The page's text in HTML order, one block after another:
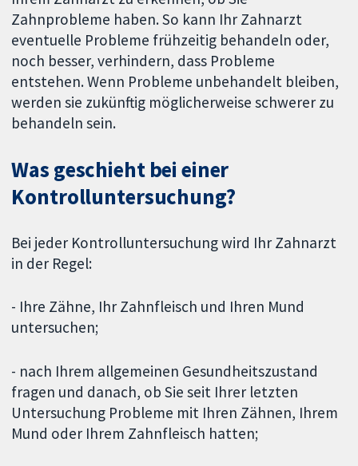
Zahnprobleme haben. So kann Ihr Zahnarzt
eventuelle Probleme frühzeitig behandeln oder,
noch besser, verhindern, dass Probleme
entstehen. Wenn Probleme unbehandelt bleiben,
werden sie zukünftig möglicherweise schwerer zu
behandeln sein.
Was geschieht bei einer
Kontrolluntersuchung?
Bei jeder Kontrolluntersuchung wird Ihr Zahnarzt
in der Regel:
- Ihre Zähne, Ihr Zahnfleisch und Ihren Mund
untersuchen;
- nach Ihrem allgemeinen Gesundheitszustand
fragen und danach, ob Sie seit Ihrer letzten
Untersuchung Probleme mit Ihren Zähnen, Ihrem
Mund oder Ihrem Zahnfleisch hatten;